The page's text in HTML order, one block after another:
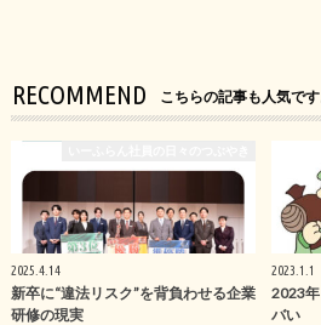
RECOMMEND こちらの記事も人気です
2025.4.14
新卒に“違法リスク”を背負わせる企業
研修の現実
2023.1.1
2023
バい